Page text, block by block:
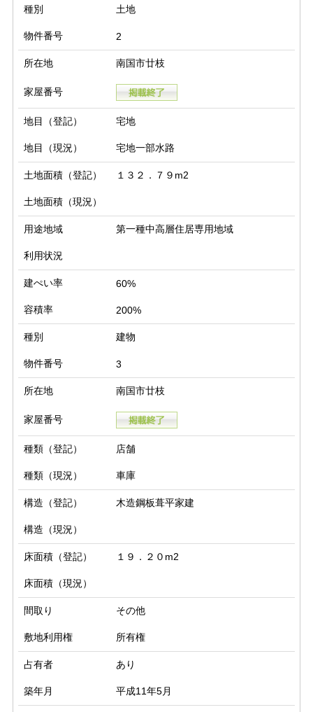
種別 土地
物件番号 2
所在地 南国市廿枝
家屋番号
地目（登記） 宅地
地目（現況） 宅地一部水路
土地面積（登記） １３２．７９m2
土地面積（現況）
用途地域 第一種中高層住居専用地域
利用状況
建ぺい率 60%
容積率 200%
種別 建物
物件番号 3
所在地 南国市廿枝
家屋番号
種類（登記） 店舗
種類（現況） 車庫
構造（登記） 木造鋼板葺平家建
構造（現況）
床面積（登記） １９．２０m2
床面積（現況）
間取り その他
敷地利用権 所有権
占有者 あり
築年月 平成11年5月